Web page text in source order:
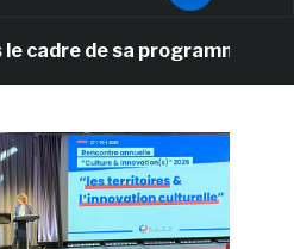
de sa programmation